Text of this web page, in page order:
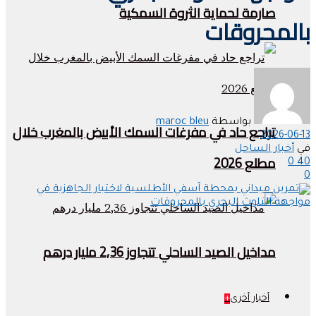
صارمة لحماية الثروة السمكية
تراجع حاد في مفرغات السمك الأبيض بالمغرب خلال
مطلع 2026
مداخيل الصيد الساحلي تتجاوز 2,36 مليار درهم
أخبار أخرى+
بالمحروقات
بواسطة maroc bleu
2026-06-13
في أخبار الساحل
40
0
0